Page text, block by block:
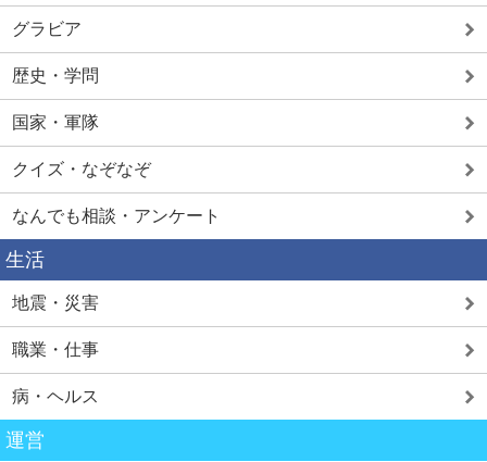
グラビア
歴史・学問
国家・軍隊
クイズ・なぞなぞ
なんでも相談・アンケート
生活
地震・災害
職業・仕事
病・ヘルス
運営